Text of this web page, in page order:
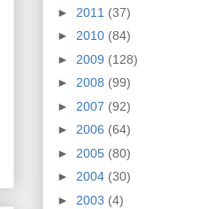
► 2011 (37)
► 2010 (84)
► 2009 (128)
► 2008 (99)
► 2007 (92)
► 2006 (64)
► 2005 (80)
► 2004 (30)
► 2003 (4)